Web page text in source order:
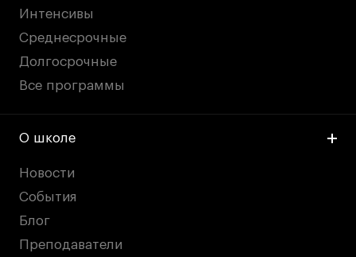
Интенсивы
Среднесрочные
Долгосрочные
Все программы
О школе
Новости
События
Блог
Преподаватели